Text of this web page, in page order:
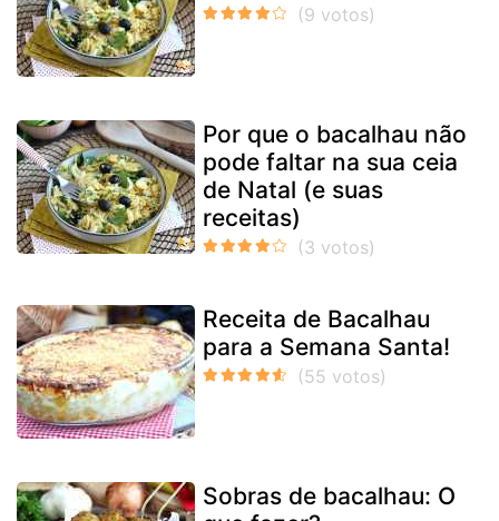
Por que o bacalhau não
pode faltar na sua ceia
de Natal (e suas
receitas)
Receita de Bacalhau
para a Semana Santa!
Sobras de bacalhau: O